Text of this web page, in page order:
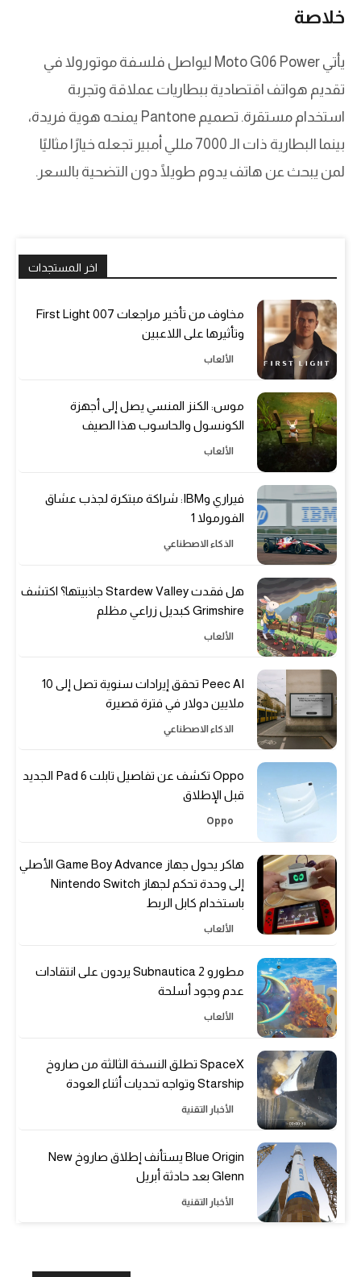
خلاصة
يأتي Moto G06 Power ليواصل فلسفة موتورولا في
تقديم هواتف اقتصادية ببطاريات عملاقة وتجربة
استخدام مستقرة. تصميم Pantone يمنحه هوية فريدة،
بينما البطارية ذات الـ 7000 مللي أمبير تجعله خيارًا مثاليًا
لمن يبحث عن هاتف يدوم طويلًا دون التضحية بالسعر.
اخر المستجدات
مخاوف من تأخير مراجعات 007 First Light
وتأثيرها على اللاعبين
الألعاب
موس: الكنز المنسي يصل إلى أجهزة
الكونسول والحاسوب هذا الصيف
الألعاب
فيراري وIBM: شراكة مبتكرة لجذب عشاق
الفورمولا 1
الذكاء الاصطناعي
هل فقدت Stardew Valley جاذبيتها؟ اكتشف
Grimshire كبديل زراعي مظلم
الألعاب
Peec AI تحقق إيرادات سنوية تصل إلى 10
ملايين دولار في فترة قصيرة
الذكاء الاصطناعي
Oppo تكشف عن تفاصيل تابلت Pad 6 الجديد
قبل الإطلاق
Oppo
هاكر يحول جهاز Game Boy Advance الأصلي
إلى وحدة تحكم لجهاز Nintendo Switch
باستخدام كابل الربط
الألعاب
مطورو Subnautica 2 يردون على انتقادات
عدم وجود أسلحة
الألعاب
SpaceX تطلق النسخة الثالثة من صاروخ
Starship وتواجه تحديات أثناء العودة
الأخبار التقنية
Blue Origin يستأنف إطلاق صاروخ New
Glenn بعد حادثة أبريل
الأخبار التقنية